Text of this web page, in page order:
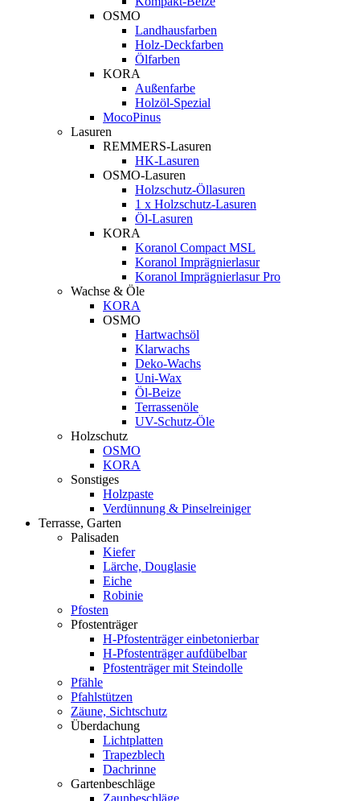
OSMO
Landhausfarben
Holz-Deckfarben
Ölfarben
KORA
Außenfarbe
Holzöl-Spezial
MocoPinus
Lasuren
REMMERS-Lasuren
HK-Lasuren
OSMO-Lasuren
Holzschutz-Öllasuren
1 x Holzschutz-Lasuren
Öl-Lasuren
KORA
Koranol Compact MSL
Koranol Imprägnierlasur
Koranol Imprägnierlasur Pro
Wachse & Öle
KORA
OSMO
Hartwachsöl
Klarwachs
Deko-Wachs
Uni-Wax
Öl-Beize
Terrassenöle
UV-Schutz-Öle
Holzschutz
OSMO
KORA
Sonstiges
Holzpaste
Verdünnung & Pinselreiniger
Terrasse, Garten
Palisaden
Kiefer
Lärche, Douglasie
Eiche
Robinie
Pfosten
Pfostenträger
H-Pfostenträger einbetonierbar
H-Pfostenträger aufdübelbar
Pfostenträger mit Steindolle
Pfähle
Pfahlstützen
Zäune, Sichtschutz
Überdachung
Lichtplatten
Trapezblech
Dachrinne
Gartenbeschläge
Zaunbeschläge